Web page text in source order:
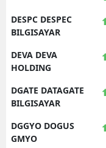
DESPC DESPEC
BILGISAYAR
DEVA DEVA
HOLDING
DGATE DATAGATE
BILGISAYAR
DGGYO DOGUS
GMYO